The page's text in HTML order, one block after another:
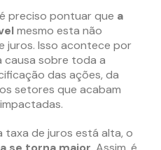
preciso pontuar que a
mesmo esta não
juros. Isso acontece por
causa sobre toda a
das ações, da
setores que acabam
de juros está alta, o